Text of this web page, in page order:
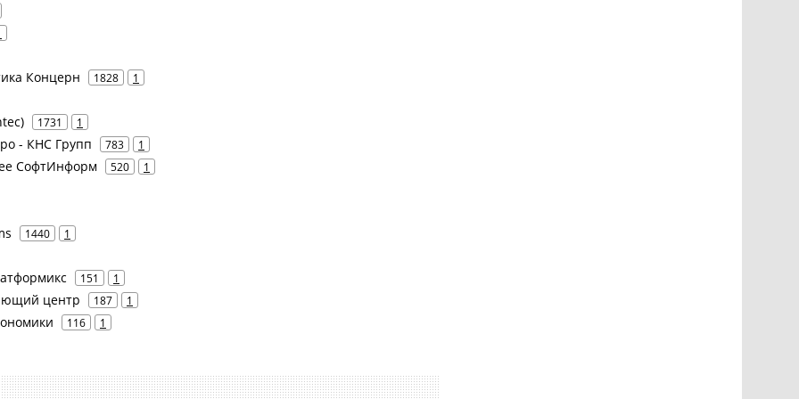
Концерн 1828 1
1731 1
- КНС Групп 783 1
СофтИнформ 520 1
1440 1
151 1
центр 187 1
116 1